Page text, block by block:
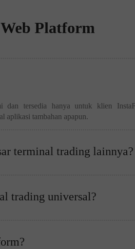
Platform
dan tersedia hanya untuk klien
aplikasi tambahan apapun.
terminal trading lainnya?
trading universal?